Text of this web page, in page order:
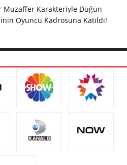
Muzaffer Karakteriyle Düğün
Oyuncu Kadrosuna Katıldı!